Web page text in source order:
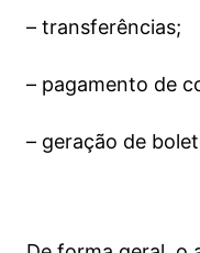
– transferências;
– pagamento de
– geração de